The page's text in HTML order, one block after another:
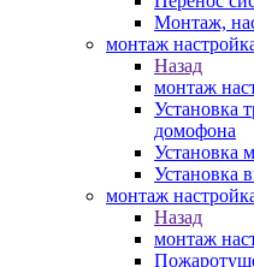
Монтаж,
монтаж
Назад
монтаж
Установка
домофона
Установка
Установка
монтаж
Назад
монтаж